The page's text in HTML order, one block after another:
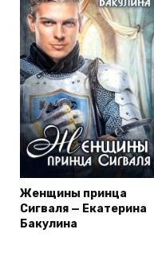
Женщины принца
Сигваля — Екатерина
Бакулина